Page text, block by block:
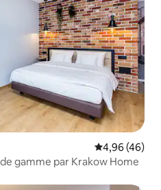
Évaluation
4,96 (46)
gamme par Krakow Home